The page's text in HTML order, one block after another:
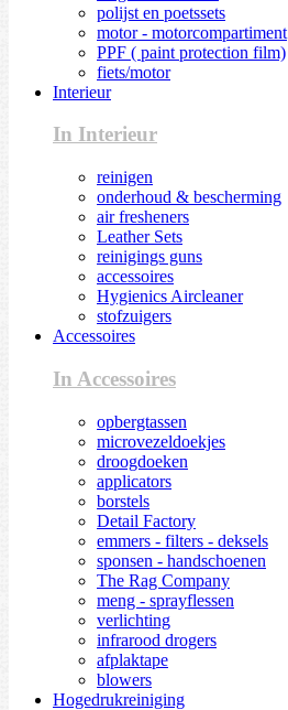
polijst en poetssets
motor - motorcompartiment
PPF ( paint protection film)
fiets/motor
Interieur
In Interieur
reinigen
onderhoud & bescherming
air fresheners
Leather Sets
reinigings guns
accessoires
Hygienics Aircleaner
stofzuigers
Accessoires
In Accessoires
opbergtassen
microvezeldoekjes
droogdoeken
applicators
borstels
Detail Factory
emmers - filters - deksels
sponsen - handschoenen
The Rag Company
meng - sprayflessen
verlichting
infrarood drogers
afplaktape
blowers
Hogedrukreiniging